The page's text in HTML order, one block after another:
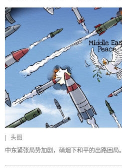
头图
中东紧张局势加剧，硝烟下和平的出路困局。